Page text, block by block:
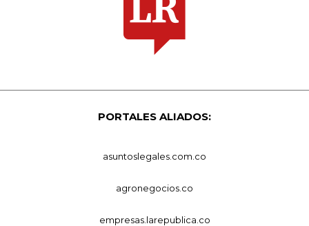
PORTALES ALIADOS:
asuntoslegales.com.co
agronegocios.co
empresas.larepublica.co